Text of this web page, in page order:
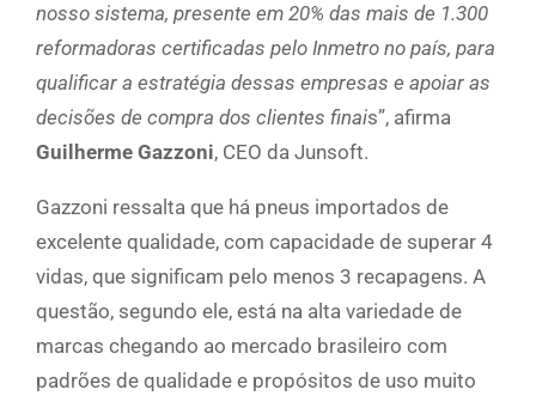
nosso sistema, presente em 20% das mais de 1.300
reformadoras certificadas pelo Inmetro no país, para
qualificar a estratégia dessas empresas e apoiar as
decisões de compra dos clientes finais”, afirma
Guilherme Gazzoni, CEO da Junsoft.
Gazzoni ressalta que há pneus importados de
excelente qualidade, com capacidade de superar 4
vidas, que significam pelo menos 3 recapagens. A
questão, segundo ele, está na alta variedade de
marcas chegando ao mercado brasileiro com
padrões de qualidade e propósitos de uso muito